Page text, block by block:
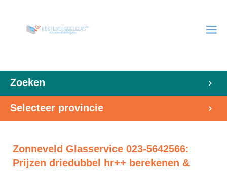
Zoeken
Selecteer provincie
Zonneveld Glasservice 023-5642566:
Prijzen driedubbel hr++ berekenen &